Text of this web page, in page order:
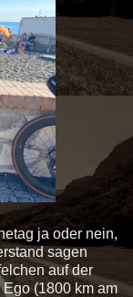
ja oder nein,
sagen
auf der
(1800 km am